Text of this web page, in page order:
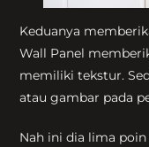
Keduanya
Wall Panel
memiliki tekstur.
atau gambar pada
Nah ini dia lima